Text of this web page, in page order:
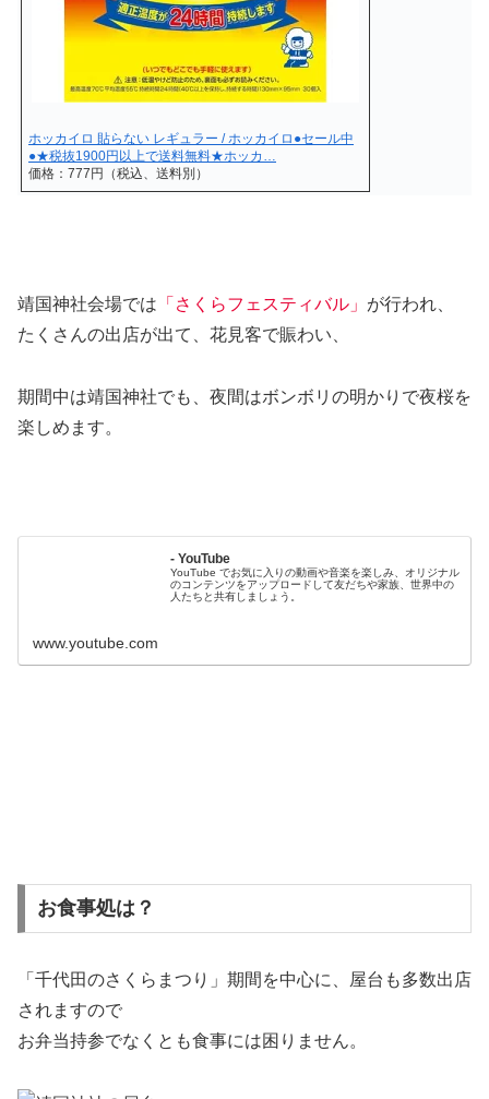
ホッカイロ 貼らない レギュラー / ホッカイロ●セール中
●★税抜1900円以上で送料無料★ホッカ…
価格：777円（税込、送料別）
靖国神社会場では 「さくらフェスティバル」 が行われ、
たくさんの出店が出て、花見客で賑わい、
期間中は靖国神社でも、夜間はボンボリの明かりで夜桜を
楽しめます。
- YouTube
YouTube でお気に入りの動画や音楽を楽しみ、オリジナル
のコンテンツをアップロードして友だちや家族、世界中の
人たちと共有しましょう。
www.youtube.com
お食事処は？
「千代田のさくらまつり」期間を中心に、屋台も多数出店
されますので
お弁当持参でなくとも食事には困りません。